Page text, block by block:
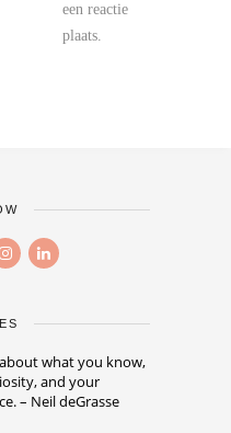
een reactie
plaats.
what you know,
and your
– Neil deGrasse